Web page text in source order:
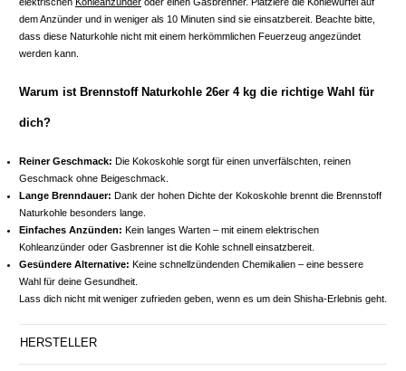
dem Anzünder und in weniger als 10 Minuten sind sie einsatzbereit. Beachte bitte,
dass diese Naturkohle nicht mit einem herkömmlichen Feuerzeug angezündet
werden kann.
Warum ist Brennstoff Naturkohle 26er 4 kg die richtige Wahl für
dich?
Reiner Geschmack: Die Kokoskohle sorgt für einen unverfälschten, reinen
Geschmack ohne Beigeschmack.
Lange Brenndauer: Dank der hohen Dichte der Kokoskohle brennt die Brennstoff
Naturkohle besonders lange.
Einfaches Anzünden: Kein langes Warten – mit einem elektrischen
Kohleanzünder oder Gasbrenner ist die Kohle schnell einsatzbereit.
Gesündere Alternative: Keine schnellzündenden Chemikalien – eine bessere
Wahl für deine Gesundheit.
Lass dich nicht mit weniger zufrieden geben, wenn es um dein Shisha-Erlebnis geht.
HERSTELLER